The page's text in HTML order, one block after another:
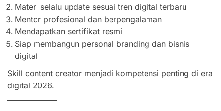
Materi selalu update sesuai tren digital terbaru
Mentor profesional dan berpengalaman
Mendapatkan sertifikat resmi
Siap membangun personal branding dan bisnis
digital
Skill content creator menjadi kompetensi penting di era
digital 2026.